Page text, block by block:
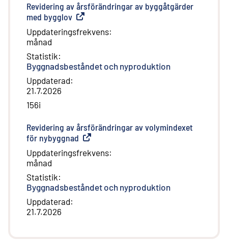
Revidering av årsförändringar av byggåtgärder
med bygglov Extern länk
Uppdateringsfrekvens:
månad
Statistik:
Byggnadsbeståndet och nyproduktion
Uppdaterad:
21.7.2026
156i
Revidering av årsförändringar av volymindexet
för nybyggnad Extern länk
Uppdateringsfrekvens:
månad
Statistik:
Byggnadsbeståndet och nyproduktion
Uppdaterad:
21.7.2026